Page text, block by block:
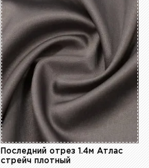
Последний отрез 1.4м Атлас
стрейч плотный